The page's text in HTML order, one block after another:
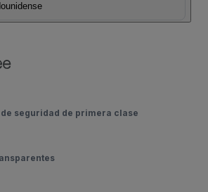
seguridad de primera clase